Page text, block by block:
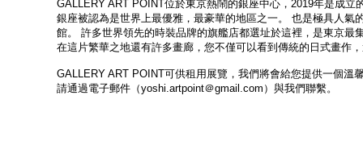
GALLERY ART POINT位於東京熱鬧的銀座中心，2019年是成立
銀座被認為是世界上最優雅，最豪華的地區之一。 也是極具人
館。 許多世界領先的時裝品牌的旗艦店都選址於這裡，是東京最
在這片繁華之地還有許多畫廊，您不僅可以看到傳統的日式畫作
GALLERY ART POINT可供租用展覽，我們將會給您提供一個溫
請通過電子郵件（yoshi.artpoint＠gmail.com）與我們聯繫。